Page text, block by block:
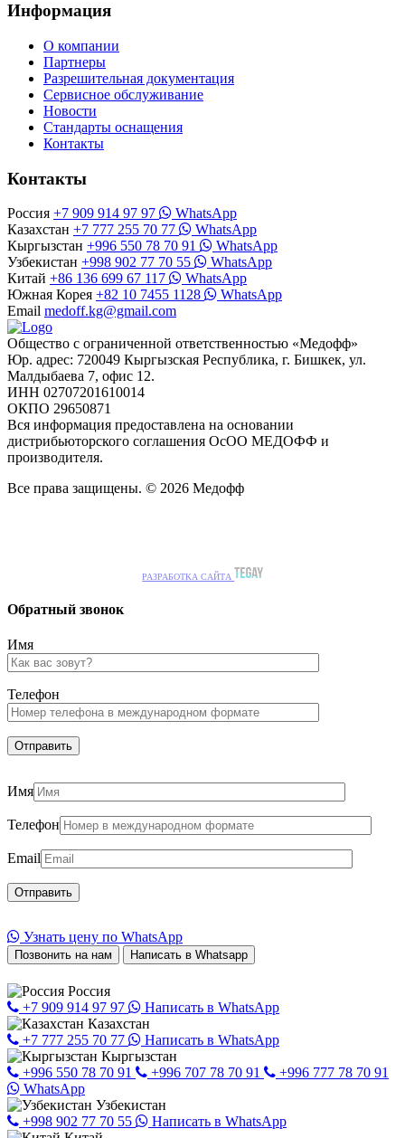
Информация
О компании
Партнеры
Разрешительная документация
Сервисное обслуживание
Новости
Стандарты оснащения
Контакты
Контакты
Россия +7 909 914 97 97
WhatsApp
Казахстан +7 777 255 70 77
WhatsApp
Кыргызстан +996 550 78 70 91
WhatsApp
Узбекистан +998 902 77 70 55
WhatsApp
Китай +86 136 699 67 117
WhatsApp
Южная Корея +82 10 7455 1128
WhatsApp
Email medoff.kg@gmail.com
Общество с ограниченной ответственностью «Медофф»
Юр. адрес: 720049 Кыргызская Республика, г. Бишкек, ул.
Малдыбаева 7, офис 12.
ИНН 02707201610014
ОКПО 29650871
Вся информация предоставлена на основании
дистрибьюторского соглашения ОсОО МЕДОФФ и
производителя.
Все права защищены. © 2026 Медофф
РАЗРАБОТКА САЙТА
Обратный звонок
Имя
Телефон
Имя
Телефон
Email
Узнать цену по WhatsApp
Позвонить на нам Написать в Whatsapp
Россия
+7 909 914 97 97
Написать в WhatsApp
Казахстан
+7 777 255 70 77
Написать в WhatsApp
Кыргызстан
+996 550 78 70 91
+996 707 78 70 91
+996 777 78 70 91
WhatsApp
Узбекистан
+998 902 77 70 55
Написать в WhatsApp